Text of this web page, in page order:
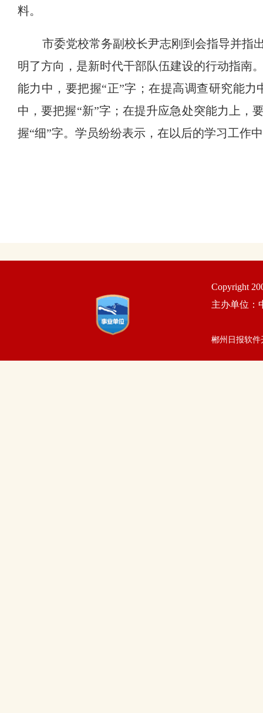
料。
市委党校常务副校长尹志刚到会指导并指
明了方向，是新时代干部队伍建设的行动指南
能力中，要把握“正”字；在提高调查研究能
中，要把握“新”字；在提升应急处突能力上，
握“细”字。学员纷纷表示，在以后的学习工作
Copyright
主办单位：
郴州日报软